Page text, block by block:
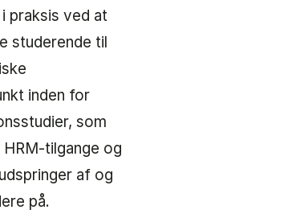
praksis ved at
studerende til
inden for
som
tilgange og
af og
på.